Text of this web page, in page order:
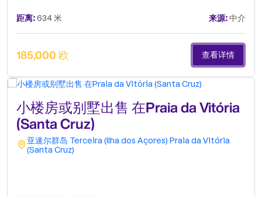
日常生活更加实用和舒适。房屋的配置，包括两套独立且不同的
公寓，允许多种用途：从自住并有可能通过出租获得额外收入，
到专门针对长期租赁市场或当地住宿的投资，受益于该地区稳定
和可持续的需求。对于那些寻求功能齐全且位置优越的住房的
人，以及希望在具有升值潜力的市场中获得安全和稳定收入的投
资者来说，这都是一个绝佳的机会。不要错过这个机会，在迷人
盈利潜力的房产。.
距离:634 米 来源:中介
185,000 欧 查看详情
小楼房或别墅出售 在Praia da Vitória
(Santa Cruz)
亚速尔群岛 Terceira (Ilha dos Açores) Praia da Vitória
(Santa Cruz)